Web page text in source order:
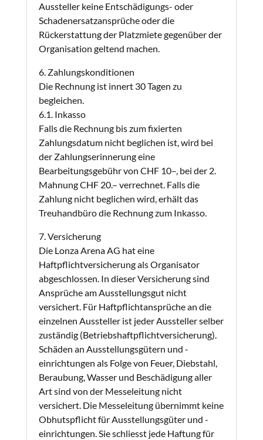
Aussteller keine Entschädigungs- oder
Schadenersatzansprüche oder die
Rückerstattung der Platzmiete gegenüber der
Organisation geltend machen.
6. Zahlungskonditionen
Die Rechnung ist innert 30 Tagen zu
begleichen.
6.1. Inkasso
Falls die Rechnung bis zum fixierten
Zahlungsdatum nicht beglichen ist, wird bei
der Zahlungserinnerung eine
Bearbeitungsgebühr von CHF 10–, bei der 2.
Mahnung CHF 20.– verrechnet. Falls die
Zahlung nicht beglichen wird, erhält das
Treuhandbüro die Rechnung zum Inkasso.
7. Versicherung
Die Lonza Arena AG hat eine
Haftpflichtversicherung als Organisator
abgeschlossen. In dieser Versicherung sind
Ansprüche am Ausstellungsgut nicht
versichert. Für Haftpflichtansprüche an die
einzelnen Aussteller ist jeder Aussteller selber
zuständig (Betriebshaftpflichtversicherung).
Schäden an Ausstellungsgütern und -
einrichtungen als Folge von Feuer, Diebstahl,
Beraubung, Wasser und Beschädigung aller
Art sind von der Messeleitung nicht
versichert. Die Messeleitung übernimmt keine
Obhutspflicht für Ausstellungsgüter und -
einrichtungen. Sie schliesst jede Haftung für